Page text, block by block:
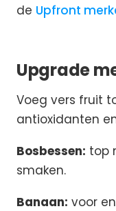
de Upfront
Upgrade
Voeg vers fruit
antioxidanten
Bosbessen: top
smaken.
Banaan: voor